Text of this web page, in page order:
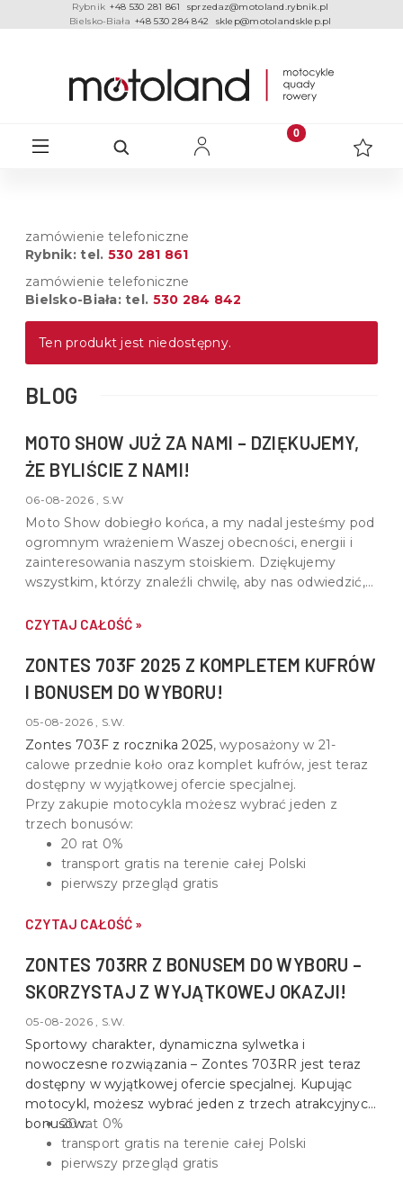
Rybnik +48 530 281 861
sprzedaz@motoland.rybnik.pl
Bielsko-Biała +48 530 284 842 sklep@motolandsklep.pl
zamówienie telefoniczne
Rybnik: tel. 530 281 861
zamówienie telefoniczne
Bielsko-Biała: tel. 530 284 842
Ten produkt jest niedostępny.
BLOG
MOTO SHOW JUŻ ZA NAMI – DZIĘKUJEMY,
ŻE BYLIŚCIE Z NAMI!
06-08-2026 , S.W
Moto Show dobiegło końca, a my nadal jesteśmy pod
ogromnym wrażeniem Waszej obecności, energii i
zainteresowania naszym stoiskiem. Dziękujemy
wszystkim, którzy znaleźli chwilę, aby nas odwiedzić,
do motoryzacji.
CZYTAJ CAŁOŚĆ »
ZONTES 703F 2025 Z KOMPLETEM KUFRÓW
I BONUSEM DO WYBORU!
05-08-2026 , S.W.
Zontes 703F z rocznika 2025, wyposażony w 21-
calowe przednie koło oraz komplet kufrów, jest teraz
dostępny w wyjątkowej ofercie specjalnej.
Przy zakupie motocykla możesz wybrać jeden z
trzech bonusów:
20 rat 0%
transport gratis na terenie całej Polski
pierwszy przegląd gratis
CZYTAJ CAŁOŚĆ »
ZONTES 703RR Z BONUSEM DO WYBORU –
SKORZYSTAJ Z WYJĄTKOWEJ OKAZJI!
05-08-2026 , S.W.
Sportowy charakter, dynamiczna sylwetka i
nowoczesne rozwiązania – Zontes 703RR jest teraz
dostępny w wyjątkowej ofercie specjalnej. Kupując
motocykl, możesz wybrać jeden z trzech atrakcyjnych
bonusów:20 rat 0%
transport gratis na terenie całej Polski
pierwszy przegląd gratis